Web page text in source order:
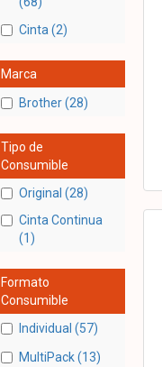
Cinta (2)
Marca
Brother (28)
Tipo de
Consumible
Original (28)
Cinta Continua
(1)
Formato
Consumible
Individual (57)
MultiPack (13)